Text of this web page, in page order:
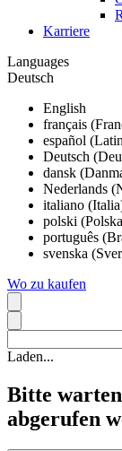
Karriere
Languages
Deutsch
English
français
español
Deutsch
dansk
Nederlands
italiano
polski
português
svenska
Wo zu kaufen
Laden...
Bitte
abgerufen